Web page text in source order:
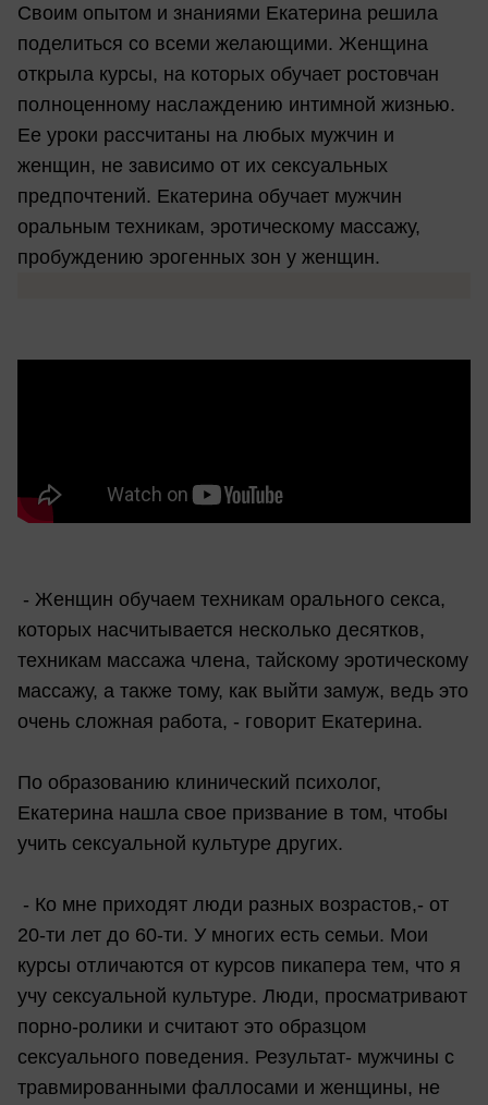
Своим опытом и знаниями Екатерина решила
поделиться со всеми желающими. Женщина
открыла курсы, на которых обучает ростовчан
полноценному наслаждению интимной жизнью.
Ее уроки рассчитаны на любых мужчин и
женщин, не зависимо от их сексуальных
предпочтений. Екатерина обучает мужчин
оральным техникам, эротическому массажу,
пробуждению эрогенных зон у женщин.
- Женщин обучаем техникам орального секса,
которых насчитывается несколько десятков,
техникам массажа члена, тайскому эротическому
массажу, а также тому, как выйти замуж, ведь это
очень сложная работа, - говорит Екатерина.
По образованию клинический психолог,
Екатерина нашла свое призвание в том, чтобы
учить сексуальной культуре других.
- Ко мне приходят люди разных возрастов,- от
20-ти лет до 60-ти. У многих есть семьи. Мои
курсы отличаются от курсов пикапера тем, что я
учу сексуальной культуре. Люди, просматривают
порно-ролики и считают это образцом
сексуального поведения. Результат- мужчины с
травмированными фаллосами и женщины, не